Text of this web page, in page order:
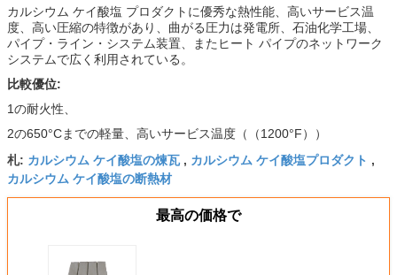
カルシウム ケイ酸塩 プロダクトに優秀な熱性能、高いサービス温
度、高い圧縮の特徴があり、曲がる圧力は発電所、石油化学工場、
パイプ・ライン・システム装置、またヒート パイプのネットワーク
システムで広く利用されている。
比較優位:
1の耐火性、
2の650°Cまでの軽量、高いサービス温度（（1200°F））
札: カルシウム ケイ酸塩の煉瓦, カルシウム ケイ酸塩プロダクト ,
カルシウム ケイ酸塩の断熱材
最高の価格で